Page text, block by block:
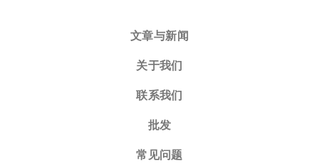
文章与新闻
关于我们
联系我们
批发
常见问题